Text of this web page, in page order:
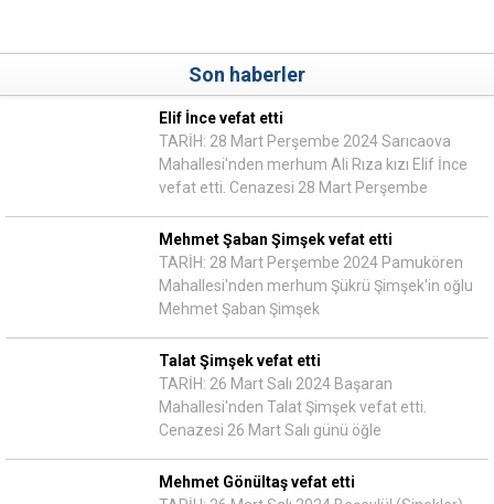
Son haberler
Elif İnce vefat etti
TARİH: 28 Mart Perşembe 2024 Sarıcaova
Mahallesi'nden merhum Ali Rıza kızı Elif İnce
vefat etti. Cenazesi 28 Mart Perşembe
Mehmet Şaban Şimşek vefat etti
TARİH: 28 Mart Perşembe 2024 Pamukören
Mahallesi'nden merhum Şükrü Şimşek'in oğlu
Mehmet Şaban Şimşek
Talat Şimşek vefat etti
TARİH: 26 Mart Salı 2024 Başaran
Mahallesi'nden Talat Şimşek vefat etti.
Cenazesi 26 Mart Salı günü öğle
Mehmet Gönültaş vefat etti